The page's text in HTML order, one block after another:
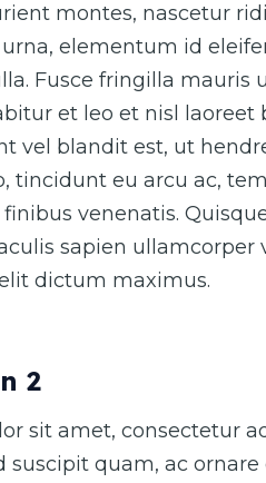
montes, nascetur
elementum id
Fusce fringilla mauris
et leo et nisl laoreet
vel blandit est, ut
tincidunt eu arcu ac,
venenatis.
sapien ullamcorper
dictum maximus.
2
sit amet, consectetur
suscipit quam, ac ornare